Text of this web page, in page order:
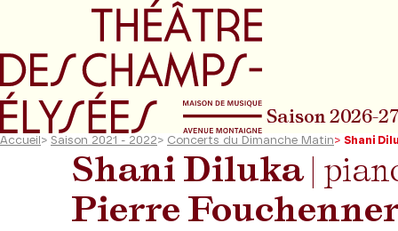
Aller au menu principal
Saison 2026-
Accueil > Saison 2021 - 2022> Concerts du Dimanche Matin> Shani
Shani Diluka|
Pierre